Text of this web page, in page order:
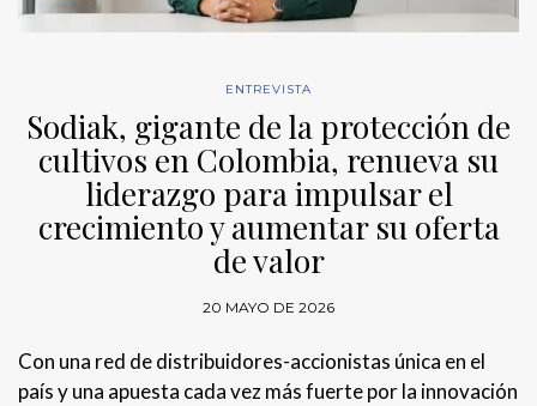
ENTREVISTA
Sodiak, gigante de la protección de
cultivos en Colombia, renueva su
liderazgo para impulsar el
crecimiento y aumentar su oferta
de valor
20 MAYO DE 2026
Con una red de distribuidores-accionistas única en el
país y una apuesta cada vez más fuerte por la innovación